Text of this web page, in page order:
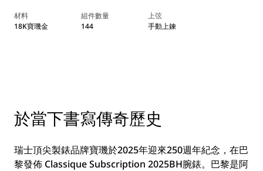
材料
18K寶璣金
組件數量
144
上弦
手動上鍊
於當下書寫傳奇歷史
瑞士頂尖製錶品牌寶璣於2025年迎來250週年紀念，在巴
黎發佈 Classique Subscription 2025BH腕錶。巴黎是阿